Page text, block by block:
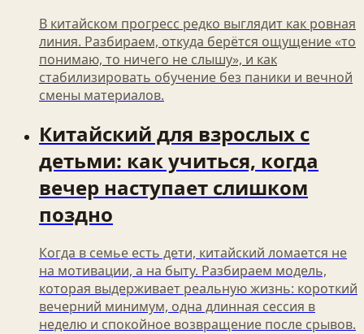
В китайском прогресс редко выглядит как ровная
линия. Разбираем, откуда берётся ощущение «то
понимаю, то ничего не слышу», и как
стабилизировать обучение без паники и вечной
смены материалов.
Китайский для взрослых с
детьми: как учиться, когда
вечер наступает слишком
поздно
Когда в семье есть дети, китайский ломается не
на мотивации, а на быту. Разбираем модель,
которая выдерживает реальную жизнь: короткий
вечерний минимум, одна длинная сессия в
неделю и спокойное возвращение после срывов.